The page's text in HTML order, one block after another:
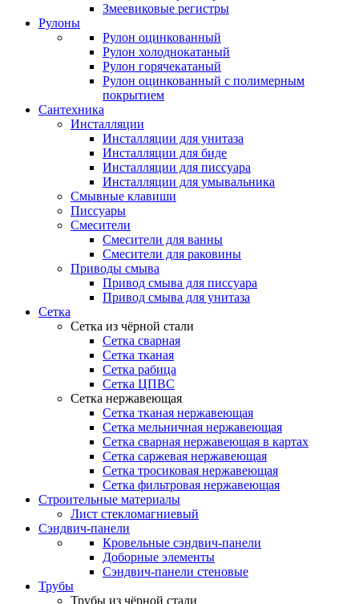
Змеевиковые регистры
Рулоны
Рулон оцинкованный
Рулон холоднокатаный
Рулон горячекатаный
Рулон оцинкованный с полимерным
покрытием
Сантехника
Инсталляции
Инсталляции для унитаза
Инсталляции для биде
Инсталляции для писсуара
Инсталляции для умывальника
Смывные клавиши
Писсуары
Смесители
Смесители для ванны
Смесители для раковины
Приводы смыва
Привод смыва для писсуара
Привод смыва для унитаза
Сетка
Сетка из чёрной стали
Сетка сварная
Сетка тканая
Сетка рабица
Сетка ЦПВС
Сетка нержавеющая
Сетка тканая нержавеющая
Сетка мельничная нержавеющая
Сетка сварная нержавеющая в картах
Сетка саржевая нержавеющая
Сетка тросиковая нержавеющая
Сетка фильтровая нержавеющая
Строительные материалы
Лист стекломагниевый
Сэндвич-панели
Кровельные сэндвич-панели
Доборные элементы
Сэндвич-панели стеновые
Трубы
Трубы из чёрной стали